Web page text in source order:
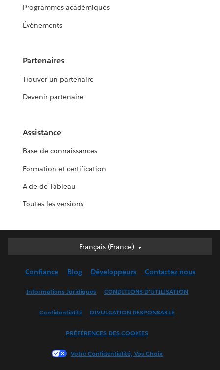
Programmes académiques
Événements
Partenaires
Trouver un partenaire
Devenir partenaire
Assistance
Base de connaissances
Formation et certification
Aide de Tableau
Toutes les versions
Français (France)
Français (France)
English (UK)
Français (Canada)
한국어
Confiance Blog Développeurs Contactez-nous
Informations Juridiques CONDITIONS D'UTILISATION
Confidentialité DIVULGATION RESPONSABLE
PRÉFÉRENCES DES COOKIES
Votre Confidentialité, Vos Choix